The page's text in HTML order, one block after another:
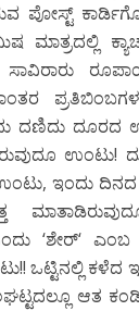
ಪೋಸ್ಟ್
ಮಾತ್ರದಲ್ಲಿ
ದಣಿದು ದೂರದ
ಉಂಟು!
,ಇಂದು ದಿನದ
‘ಶೇರ್‘ಎಂಬ
ಒಟ್ಟಿನಲ್ಲಿ ಕಳೆದ
ಆತ